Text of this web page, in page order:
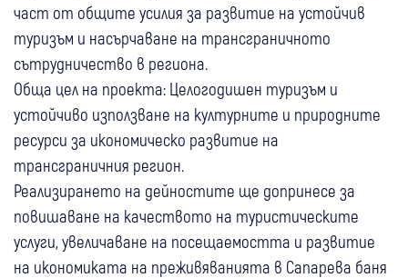
част от общите усилия за развитие на устойчив
туризъм и насърчаване на трансграничното
сътрудничество в региона.
Обща цел на проекта: Целогодишен туризъм и
устойчиво използване на културните и природните
ресурси за икономическо развитие на
трансграничния регион.
Реализирането на дейностите ще допринесе за
повишаване на качеството на туристическите
услуги, увеличаване на посещаемостта и развитие
на икономиката на преживяванията в Сапарева баня